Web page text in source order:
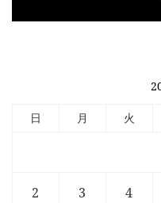
日 月 火
2 3 4